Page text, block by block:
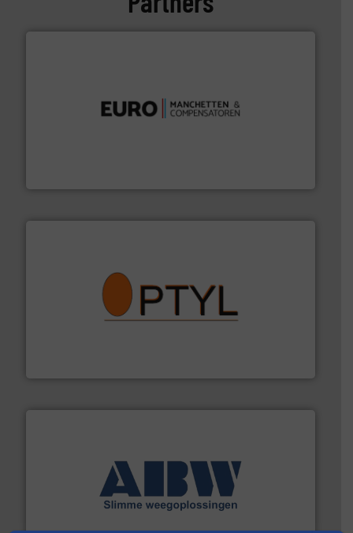
aanspreekpunt voor uw vragen omtrent stof.
geautomatiseerde weegoplossingen.Meer info ➜